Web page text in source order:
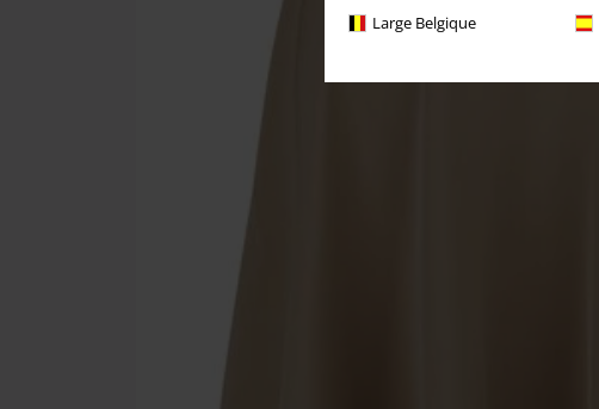
Large Belgique